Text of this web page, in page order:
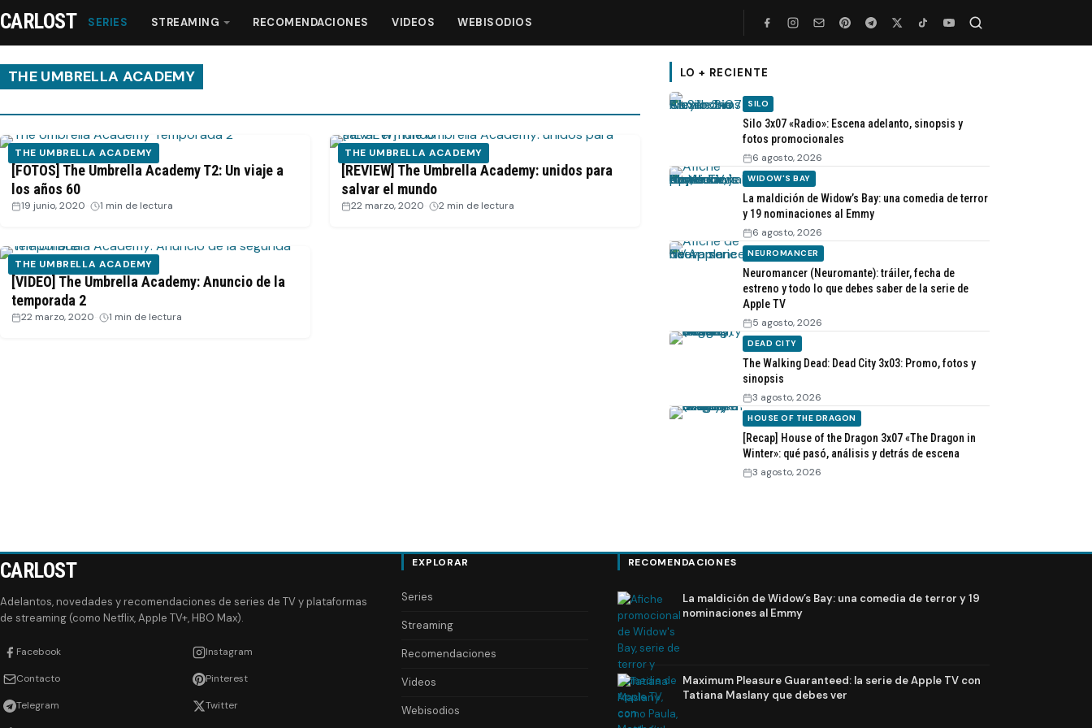
Streaming
Recomendaciones
Videos
Webisodios
CARLOST SERIES STREAMING RECOMENDACIONES VIDEOS WEBISODIOS
THE UMBRELLA ACADEMY
THE UMBRELLA ACADEMY
[FOTOS] The Umbrella Academy T2: Un viaje a
los años 60
19 junio, 2020 1 min de lectura
THE UMBRELLA ACADEMY
[REVIEW] The Umbrella Academy: unidos para
salvar el mundo
22 marzo, 2020 2 min de lectura
THE UMBRELLA ACADEMY
[VIDEO] The Umbrella Academy: Anuncio de la
temporada 2
22 marzo, 2020 1 min de lectura
LO + RECIENTE
SILO
Silo 3x07 «Radio»: Escena adelanto, sinopsis y
fotos promocionales
6 agosto, 2026
WIDOW'S BAY
La maldición de Widow’s Bay: una comedia de terror
y 19 nominaciones al Emmy
6 agosto, 2026
NEUROMANCER
Neuromancer (Neuromante): tráiler, fecha de
estreno y todo lo que debes saber de la serie de
Apple TV
5 agosto, 2026
DEAD CITY
The Walking Dead: Dead City 3x03: Promo, fotos y
sinopsis
3 agosto, 2026
HOUSE OF THE DRAGON
[Recap] House of the Dragon 3x07 «The Dragon in
Winter»: qué pasó, análisis y detrás de escena
3 agosto, 2026
CARLOST
Adelantos, novedades y recomendaciones de series de TV y plataformas
de streaming (como Netflix, Apple TV+, HBO Max).
Facebook Instagram
Contacto Pinterest
Telegram Twitter
EXPLORAR
Series
Streaming
Recomendaciones
Videos
Webisodios
RECOMENDACIONES
La maldición de Widow’s Bay: una comedia de terror y 19
nominaciones al Emmy
Maximum Pleasure Guaranteed: la serie de Apple TV con
Tatiana Maslany que debes ver